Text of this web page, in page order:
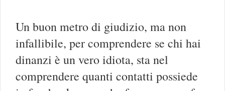
Un buon metro di giudizio, ma non
infallibile, per comprendere se chi hai
dinanzi è un vero idiota, sta nel
comprendere quanti contatti possiede